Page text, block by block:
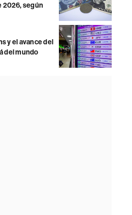
2026, según
y el avance del
del mundo